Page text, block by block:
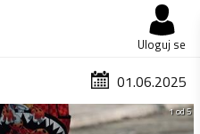
Uloguj se
01.06.2025
1 od 5